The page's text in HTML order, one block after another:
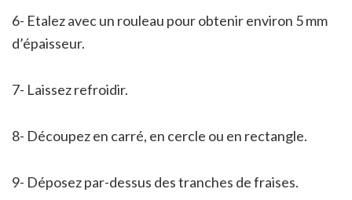
6- Etalez avec un rouleau pour obtenir environ 5 mm
d’épaisseur.
7- Laissez refroidir.
8- Découpez en carré, en cercle ou en rectangle.
9- Déposez par-dessus des tranches de fraises.